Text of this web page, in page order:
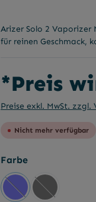
Arizer Solo 2 Vaporizer
für reinen Geschmack,
*Preis
Preise exkl. MwSt. zzgl.
Nicht mehr verfügbar
Farbeauswählen
Blau
(Diese Option ist
Schwarz
(Diese